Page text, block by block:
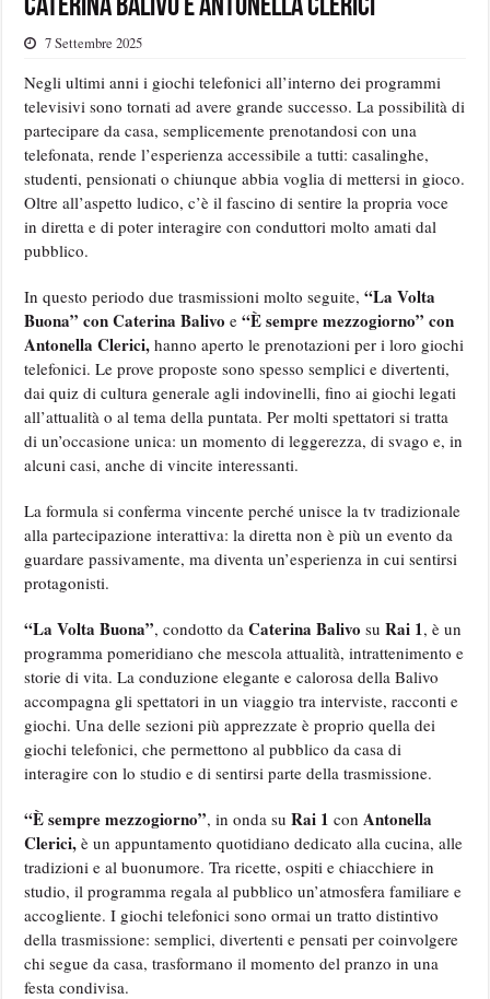
Caterina Balivo e Antonella Clerici
7 Settembre 2025
Negli ultimi anni i giochi telefonici all’interno dei programmi
televisivi sono tornati ad avere grande successo. La possibilità di
partecipare da casa, semplicemente prenotandosi con una
telefonata, rende l’esperienza accessibile a tutti: casalinghe,
studenti, pensionati o chiunque abbia voglia di mettersi in gioco.
Oltre all’aspetto ludico, c’è il fascino di sentire la propria voce
in diretta e di poter interagire con conduttori molto amati dal
pubblico.
In questo periodo due trasmissioni molto seguite, “La Volta
Buona” con Caterina Balivo e“È sempre mezzogiorno” con
Antonella Clerici, hanno aperto le prenotazioni per i loro giochi
telefonici. Le prove proposte sono spesso semplici e divertenti,
dai quiz di cultura generale agli indovinelli, fino ai giochi legati
all’attualità o al tema della puntata. Per molti spettatori si tratta
di un’occasione unica: un momento di leggerezza, di svago e, in
alcuni casi, anche di vincite interessanti.
La formula si conferma vincente perché unisce la tv tradizionale
alla partecipazione interattiva: la diretta non è più un evento da
guardare passivamente, ma diventa un’esperienza in cui sentirsi
protagonisti.
“La Volta Buona”, condotto da Caterina Balivo su Rai 1, è un
programma pomeridiano che mescola attualità, intrattenimento e
storie di vita. La conduzione elegante e calorosa della Balivo
accompagna gli spettatori in un viaggio tra interviste, racconti e
giochi. Una delle sezioni più apprezzate è proprio quella dei
giochi telefonici, che permettono al pubblico da casa di
interagire con lo studio e di sentirsi parte della trasmissione.
“È sempre mezzogiorno”, in onda su Rai 1 con Antonella
Clerici, è un appuntamento quotidiano dedicato alla cucina, alle
tradizioni e al buonumore. Tra ricette, ospiti e chiacchiere in
studio, il programma regala al pubblico un’atmosfera familiare e
accogliente. I giochi telefonici sono ormai un tratto distintivo
della trasmissione: semplici, divertenti e pensati per coinvolgere
chi segue da casa, trasformano il momento del pranzo in una
festa condivisa.